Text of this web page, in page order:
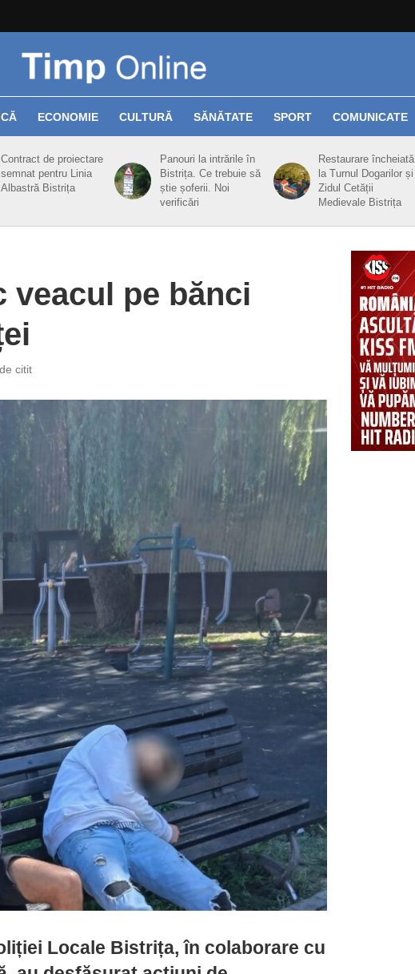
ECONOMIE CULTURĂ SĂNĂTATE SPORT COMUNICATE
Contract de proiectare
semnat pentru Linia
Albastră Bistrița
Panouri la intrările în
Bistrița. Ce trebuie să
știe șoferii. Noi
verificări
Restaurare încheiată
la Turnul Dogarilor și
Zidul Cetății
Medievale Bistrița
veacul pe bănci
citit
Locale Bistrița, în colaborare cu